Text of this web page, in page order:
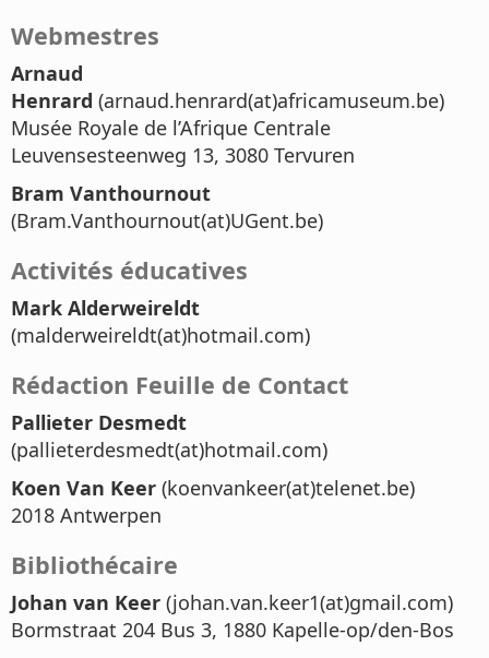
Webmestres
Arnaud
Henrard (arnaud.henrard(at)africamuseum.be)
Musée Royale de l’Afrique Centrale
Leuvensesteenweg 13, 3080 Tervuren
Bram Vanthournout
(Bram.Vanthournout(at)UGent.be)
Activités éducatives
Mark Alderweireldt
(malderweireldt(at)hotmail.com)
Rédaction Feuille de Contact
Pallieter Desmedt
(pallieterdesmedt(at)hotmail.com)
Koen Van Keer (koenvankeer(at)telenet.be)
2018 Antwerpen
Bibliothécaire
Johan van Keer (johan.van.keer1(at)gmail.com)
Bormstraat 204 Bus 3, 1880 Kapelle-op/den-Bos